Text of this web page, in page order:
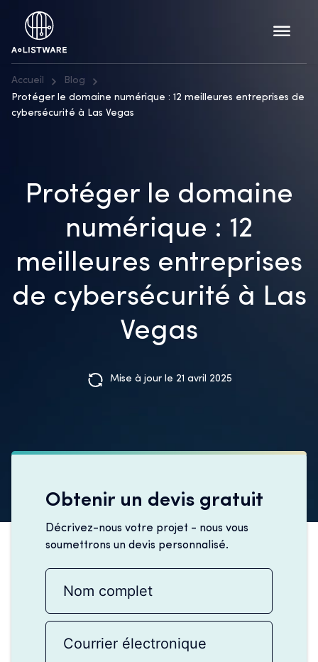
Accueil
Blog
Protéger le domaine numérique : 12 meilleures entreprises de
cybersécurité à Las Vegas
Protéger le domaine
numérique : 12
meilleures entreprises
de cybersécurité à Las
Vegas
Mise à jour le 21 avril 2025
Obtenir un devis gratuit
Décrivez-nous votre projet - nous vous
soumettrons un devis personnalisé.